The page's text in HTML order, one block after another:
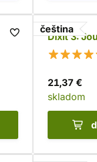
čeština
Dixit 3:
21,37 €
skladom